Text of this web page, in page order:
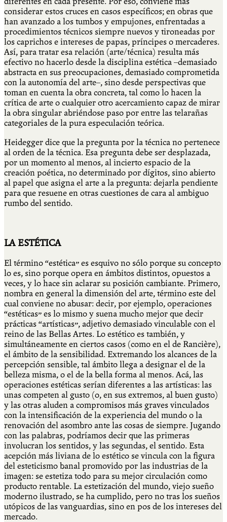
considerar estos cruces en casos específicos; en obras que
han avanzado a los tumbos y empujones, enfrentadas a
procedimientos técnicos siempre nuevos y tironeadas por
los caprichos e intereses de papas, príncipes o mercaderes.
Así, para tratar esa relación (arte/técnica) resulta más
efectivo no hacerlo desde la disciplina estética –demasiado
abstracta en sus preocupaciones, demasiado comprometida
con la autonomía del arte–, sino desde perspectivas que
toman en cuenta la obra concreta, tal como lo hacen la
crítica de arte o cualquier otro acercamiento capaz de mirar
la obra singular abriéndose paso por entre las telarañas
categoriales de la pura especulación teórica.
Heidegger dice que la pregunta por la técnica no pertenece
al orden de la técnica. Esa pregunta debe ser desplazada,
por un momento al menos, al incierto espacio de la
creación poética, no determinado por dígitos, sino abierto
al papel que asigna el arte a la pregunta: dejarla pendiente
para que resuene en otras cuestiones de cara al ambiguo
rumbo del sentido.
LA ESTÉTICA
El término “estética” es esquivo no sólo porque su concepto
lo es, sino porque opera en ámbitos distintos, opuestos a
veces, y lo hace sin aclarar su posición cambiante. Primero,
nombra en general la dimensión del arte, término este del
cual conviene no abusar: decir, por ejemplo, operaciones
“estéticas” es lo mismo y suena mucho mejor que decir
prácticas “artísticas”, adjetivo demasiado vinculable con el
reino de las Bellas Artes. Lo estético es también, y
simultáneamente en ciertos casos (como en el de Rancière),
el ámbito de la sensibilidad. Extremando los alcances de la
percepción sensible, tal ámbito llega a designar el de la
belleza misma, o el de la bella forma al menos. Acá, las
operaciones estéticas serían diferentes a las artísticas: las
unas competen al gusto (o, en sus extremos, al buen gusto)
y las otras aluden a compromisos más graves vinculados
con la intensificación de la experiencia del mundo o la
renovación del asombro ante las cosas de siempre. Jugando
con las palabras, podríamos decir que las primeras
involucran los sentidos, y las segundas, el sentido. Esta
acepción más liviana de lo estético se vincula con la figura
del esteticismo banal promovido por las industrias de la
imagen: se estetiza todo para su mejor circulación como
producto rentable. La estetización del mundo, viejo sueño
moderno ilustrado, se ha cumplido, pero no tras los sueños
utópicos de las vanguardias, sino en pos de los intereses del
mercado.